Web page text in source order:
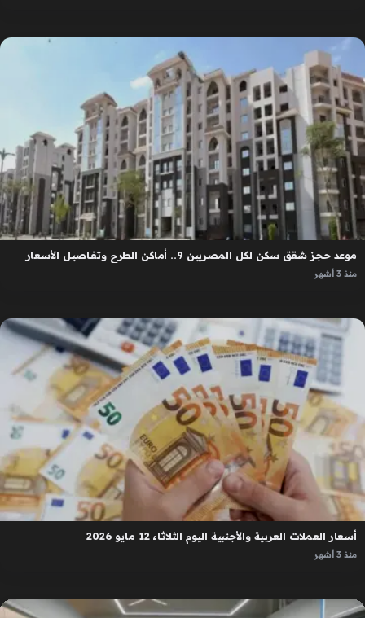
موعد حجز شقق سكن لكل المصريين 9.. أماكن الطرح وتفاصيل الأسعار
منذ 3 أشهر
أسعار العملات العربية والأجنبية اليوم الثلاثاء 12 مايو 2026
منذ 3 أشهر